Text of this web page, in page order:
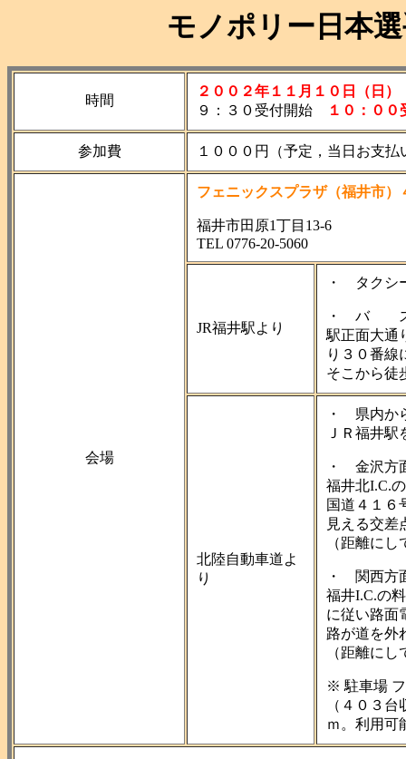
モノポリー日本
時間
２００２年１１月１０日（日）
９：３０受付開始
１０：００
参加費 １０００円（予定，当日お支払
会場
フェニックスプラザ（福井市）
福井市田原1丁目13-6
TEL 0776-20-5060
JR福井駅より
・ タク
・ バ
駅正面大通
り３０番線
そこから徒
北陸自動車道よ
り
・ 県内か
ＪＲ福井
・ 金沢方
福井北I.C.
国道４１６
見える交差
（距離に
・ 関西方
福井I.C.の
に従い路面
路が道を外
（距離に
※ 駐車場
（４０３
ｍ。利用可